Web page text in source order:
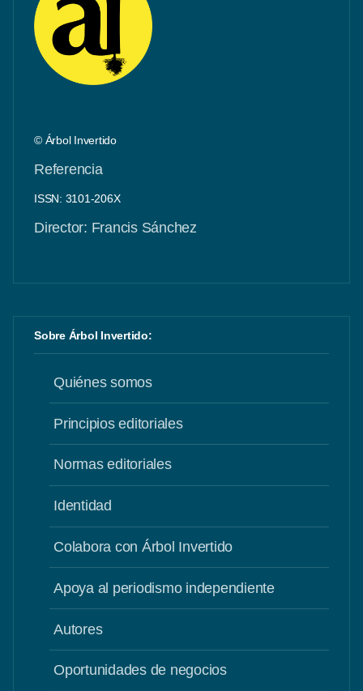
© Árbol Invertido
Referencia
ISSN: 3101-206X
Director: Francis Sánchez
Sobre Árbol Invertido:
Quiénes somos
Principios editoriales
Normas editoriales
Identidad
Colabora con Árbol Invertido
Apoya al periodismo independiente
Autores
Oportunidades de negocios